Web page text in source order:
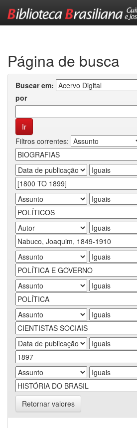
Página de busca
Buscar em:
por
Filtros correntes:
Retornar valores